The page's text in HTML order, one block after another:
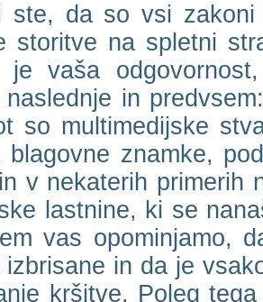
ste, da so vsi
storitve na spletni
je vaša
naslednje in
so multimedijske
blagovne znamke,
v nekaterih primerih
lastnine, ki se
vas opominjamo,
izbrisane in da je
kršitve. Poleg